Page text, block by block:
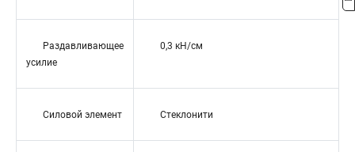
Раздавливающее
усилие
0,3 кН/см
Силовой элемент Стеклонити